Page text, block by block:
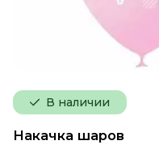
В наличии
Накачка шаров